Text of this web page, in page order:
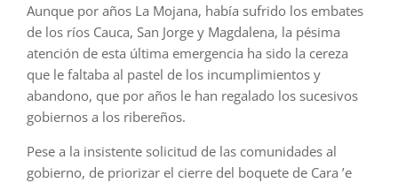
Aunque por años La Mojana, había sufrido los embates
de los ríos Cauca, San Jorge y Magdalena, la pésima
atención de esta última emergencia ha sido la cereza
que le faltaba al pastel de los incumplimientos y
abandono, que por años le han regalado los sucesivos
gobiernos a los ribereños.
Pese a la insistente solicitud de las comunidades al
gobierno, de priorizar el cierre del boquete de Cara ’e